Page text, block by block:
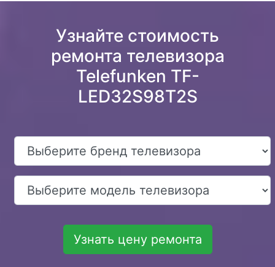
Узнайте стоимость
ремонта телевизора
Telefunken TF-
LED32S98T2S
Узнать цену ремонта